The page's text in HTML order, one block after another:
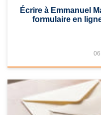
Écrire à Emmanuel
formulaire en